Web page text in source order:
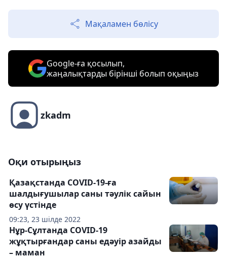
Мақаламен бөлісу
Google-ға қосылып,
жаңалықтарды бірінші болып оқыңыз
zkadm
Оқи отырыңыз
09:23, 23 шілде 2022
Қазақстанда COVID-19-ға
шалдығушылар саны тәулік сайын
өсу үстінде
Нұр-Сұлтанда COVID-19
жұқтырғандар саны едәуір азайды
– маман